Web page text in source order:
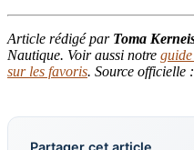
Article rédigé par Toma
Nautique. Voir aussi notre
sur les favoris. Source officielle :
Partager cet article